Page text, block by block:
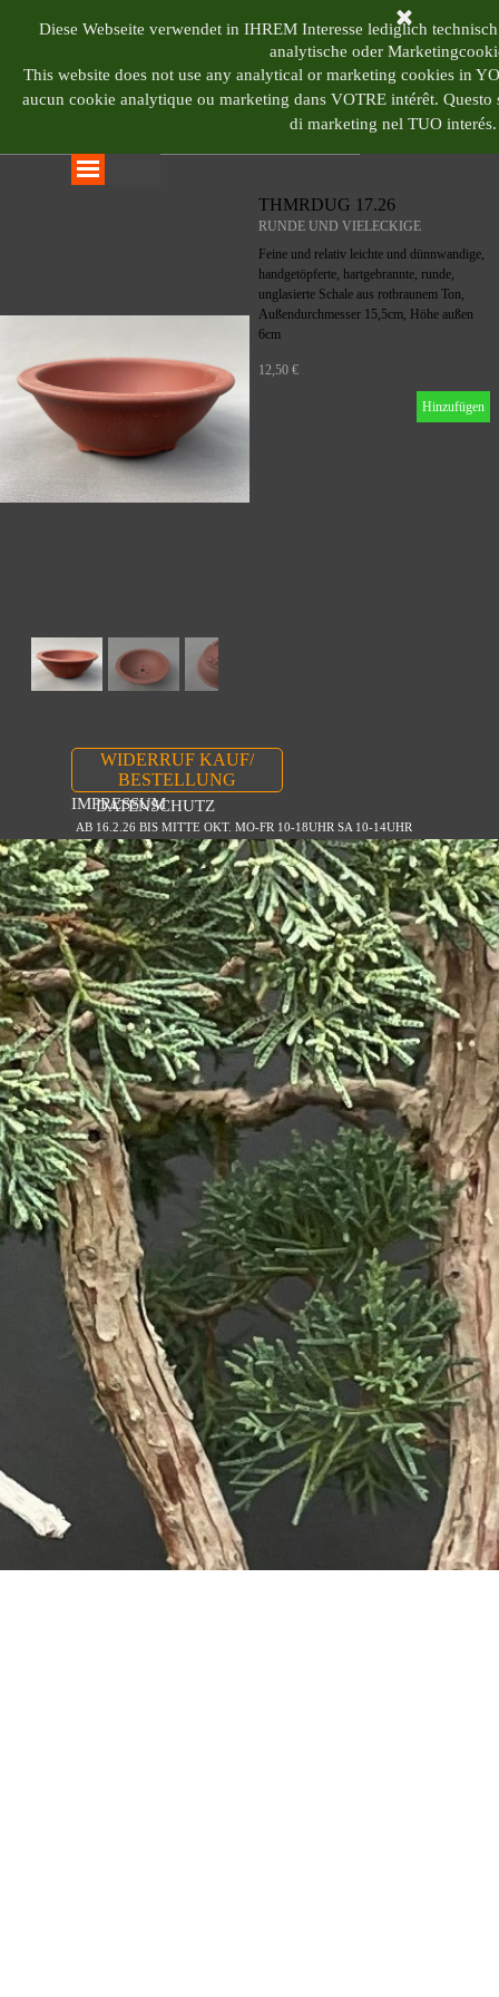
Diese Webseite verwendet in IHREM Interesse lediglich
analytische oder
This website does not use any analytical or marketing cookies in
aucun cookie analytique ou marketing dans VOTRE intérêt. Questo
di marketing nel TUO interés.
BONSAI CENTRUM
Menü überspringen
THMRDUG 17.26
RUNDE UND VIELECKIGE
Feine und relativ leichte und dünnwandige,
handgetöpferte, hartgebrannte, runde,
unglasierte Schale aus rotbraunem Ton,
Außendurchmesser 15,5cm, Höhe außen
6cm
12,50 €
Hinzufügen
WIDERRUF KAUF/
BESTELLUNG
IMPRESSUM
DATENSCHUTZ
AB 16.2.26 BIS MITTE OKT. MO-FR 10-18UHR SA 10-14UHR
Zurück zum Seiteninhalt